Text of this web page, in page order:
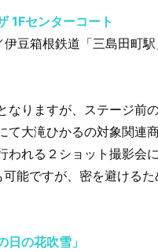
1Fセンターコート
豆箱根鉄道「三島田町
なりますが、ステージ前
て大滝ひかるの対象関
われる２ショット撮影会
能ですが、密を避ける
日の花吹雪」